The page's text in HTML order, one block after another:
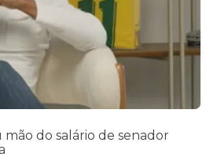
do salário de senador